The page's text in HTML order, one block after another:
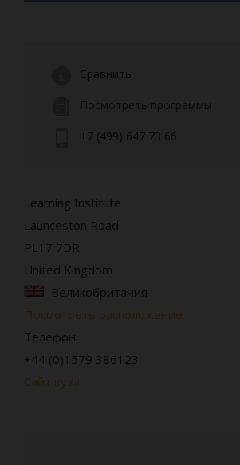
Сравнить
Посмотреть программы
+7 (499) 647 73 66
Learning Institute
Launceston Road
PL17 7DR
United Kingdom
Великобритания
Посмотреть расположение
Телефон:
+44 (0)1579 386123
Сайт вуза